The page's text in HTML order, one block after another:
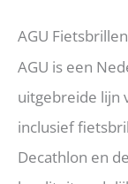
AGU Fietsbrillen
AGU is een
uitgebreide lijn
inclusief
Decathlon en